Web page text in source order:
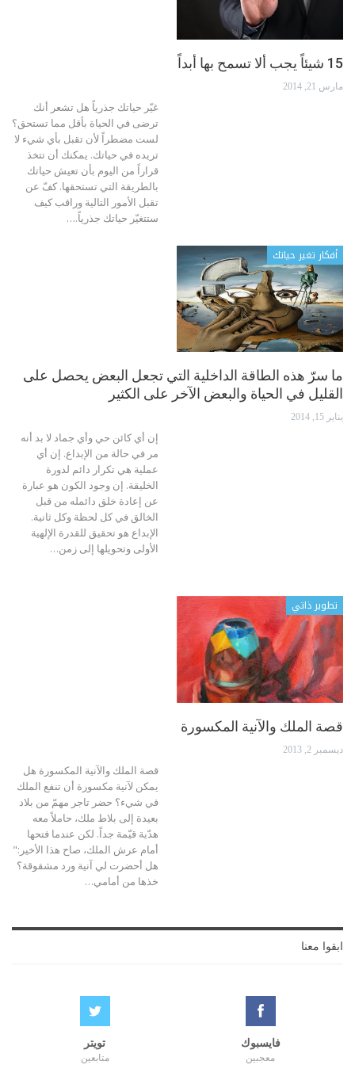
15 شيئاً يجب ألا تسمح بها أبداً
مارس 21, 2014
غيّر حياتك جذرياً هل تشعر أنك
ترضى في الحياة بأقل مما تستحق؟
لست مضطراً لأن تقبل بأي شيء لا
تريده في حياتك. يمكنك أن تتخذ
قراراً من اليوم بأن تعيش حياتك
بالطريقة التي تستحقها. كفّ عن
تقبل الأمور التالية وراقب كيف
ستتغيّر حياتك جذرياً.…
أفكار تغير حياتك
ما سرّ هذه الطاقة الداخلية التي تجعل البعض يحصل على
القليل في الحياة والبعض الآخر على الكثير
يناير 15, 2014
إن أي كائن حي وأي جماد لا بد أنه
مر في حالة من الإبداع. إن أي
عملية هي تكرار دائم لدورة
الخليقة. إن وجود الكون هو عبارة
عن إعادة خلق دائمله من قبل
الخالق في كل لحظة وكل ثانية.
الإبداع هو تحقيق للقدرة الإلهية
الأولى وتحويلها إلى زمن…
تطوير ذاتي
قصة الملك والآنية المكسورة
ديسمبر 2, 2013
قصة الملك والآنية المكسورة هل
يمكن لآنية مكسورة أن تنفع الملك
في شيء؟ حضر تاجر مهمّ من بلاد
بعيدة إلى بلاط ملك، حاملاً معه
هدّية قيّمة جداً. لكن عندما فتحها
أمام عرش الملك، صاح هذا الأخير:"
هل أحضرت لي آنية ورد مشقوقة؟
خذها من أمامي…
ابقوا معنا
فايسبوك
معجبين
تويتر
متابعين